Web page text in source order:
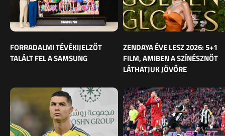
FORRADALMI TÉVÉKIJELZŐT
TALÁLT FEL A SAMSUNG
ZENDAYA ÉVE LESZ 2026: 5+1
FILM, AMIBEN A SZÍNÉSZNŐT
LÁTHATJUK JÖVŐRE